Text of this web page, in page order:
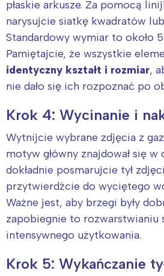
płaskie arkusze. Za pomocą
narysujcie siatkę kwadratów
Standardowy wymiar to około
Pamiętajcie, że wszystkie
identyczny kształt i rozmiar,
nie dało się ich rozpoznać po
Krok 4: Wycinanie i
Wytnijcie wybrane zdjęcia z
motyw główny znajdował się
dokładnie posmarujcie tył
przytwierdźcie do wyciętego
Ważne jest, aby brzegi były
zapobiegnie to rozwarstwianiu
intensywnego użytkowania.
Krok 5: Wykańczanie